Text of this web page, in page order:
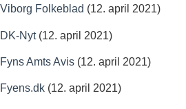
Viborg Folkeblad (12. april 2021)
DK-Nyt(12. april 2021)
Fyns Amts Avis (12. april 2021)
Fyens.dk (12. april 2021)